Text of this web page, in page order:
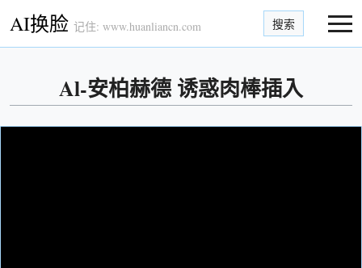
AI换脸 记住: www.huanliancn.com 搜索
Al-安柏赫德 诱惑肉棒插入